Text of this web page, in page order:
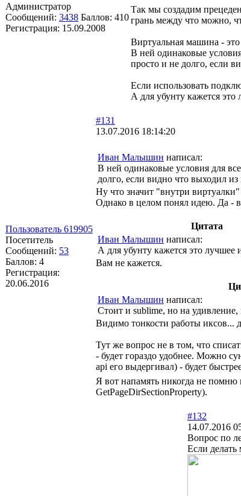
Администратор
Сообщений: 3438 Баллов: 410
Регистрация: 15.09.2008
Так мы создадим
грань между что можно,
Виртуальная машина -
В ней одинаковые
просто и не долго, если
Если использовать
А для убунту кажется
Пользователь 619905
Посетитель
Сообщений: 53
Баллов: 4
Регистрация:
20.06.2016
#131
13.07.2016 18:14:20
Иван Малышин написал:
В ней одинаковые условия для
долго, если видно что выходил
Ну что значит "внутри
Однако в целом понял идею. Да -
Цитата
Иван Малышин написал:
А для убунту кажется это лучшее
Вам не кажется.
Иван Малышин написал:
Стоит и sublime, но на
Видимо тонкости работы иксов...
Тут же вопрос не в том, что
- будет гораздо удобнее. Можно
api его выдергивал) - будет
Я вот напамять никогда не помню
GetPageDirSectionProperty).
#132
14.07.2016
Вопрос по
Если делать